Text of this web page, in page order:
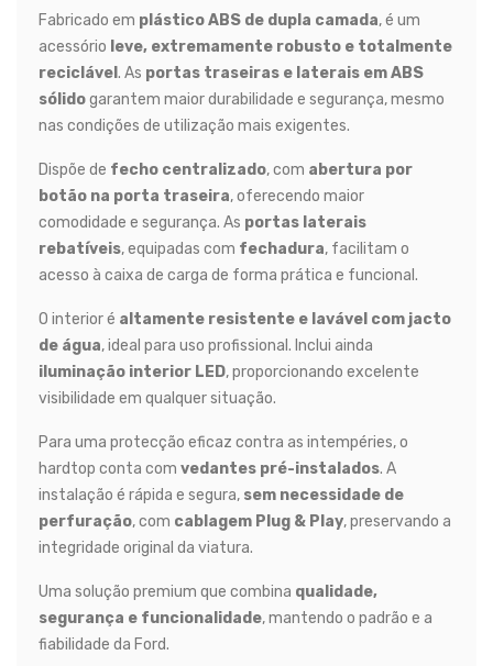
Fabricado em plástico ABS de dupla camada, é um
acessório leve, extremamente robusto e totalmente
reciclável . As portas traseiras e laterais em ABS
sólidogarantem maior durabilidade e segurança, mesmo
nas condições de utilização mais exigentes.
Dispõe de fecho centralizado, com abertura por
botão na porta traseira, oferecendo maior
comodidade e segurança. As portas laterais
rebatíveis, equipadas com fechadura, facilitam o
acesso à caixa de carga de forma prática e funcional.
O interior é altamente resistente e lavável com jacto
de água, ideal para uso profissional. Inclui ainda
iluminação interior LED, proporcionando excelente
visibilidade em qualquer situação.
Para uma protecção eficaz contra as intempéries, o
hardtop conta com vedantes pré-instalados. A
instalação é rápida e segura, sem necessidade de
perfuração, com cablagem Plug & Play, preservando a
integridade original da viatura.
Uma solução premium que combina qualidade,
segurança e funcionalidade, mantendo o padrão e a
fiabilidade da Ford.